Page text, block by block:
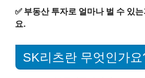
✅ 부동산 투자로 얼마나 벌 수 있
요.
SK리츠란 무엇인가요